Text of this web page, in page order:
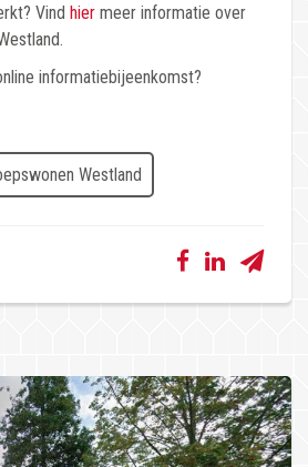
Vind hier meer informatie over
informatiebijeenkomst?
Westland